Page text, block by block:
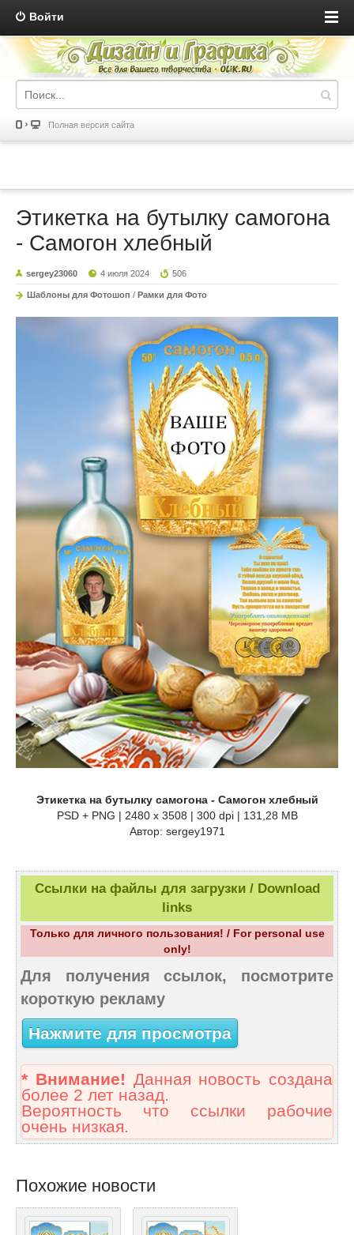
Войти
Полная версия сайта
Этикетка на бутылку самогона
- Самогон хлебный
sergey23060 4 июля 2024 506
Шаблоны для Фотошоп / Рамки для Фото
Этикетка на бутылку самогона - Самогон хлебный
PSD + PNG | 2480 x 3508 | 300 dpi | 131,28 MB
Автор: sergey1971
Ссылки на файлы для загрузки / Download
links
Только для личного пользования! / For personal use
only!
Для получения ссылок, посмотрите
короткую рекламу
Нажмите для просмотра
* Внимание! Данная новость создана
более 2 лет назад.
Вероятность что ссылки рабочие
очень низкая.
Похожие новости